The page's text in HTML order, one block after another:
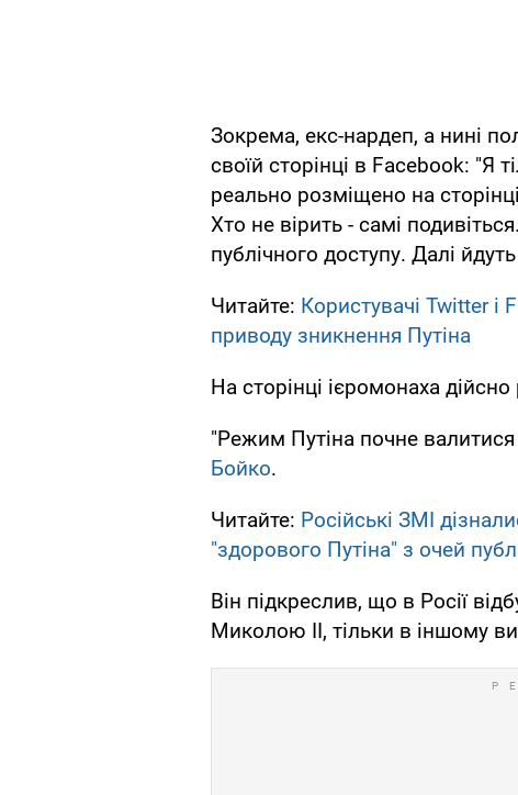
Зокрема, екс-нардеп, а нині
своїй сторінці в Facebook: "Я
реально розміщено на
Хто не вірить - самі
публічного доступу. Далі
Читайте: Користувачі Twitter і
приводу зникнення Путіна
На сторінці ієромонаха
"Режим Путіна почне
Бойко.
Читайте: Російські ЗМІ
"здорового Путіна" з очей
Він підкреслив, що в Росії
Миколою II, тільки в іншому